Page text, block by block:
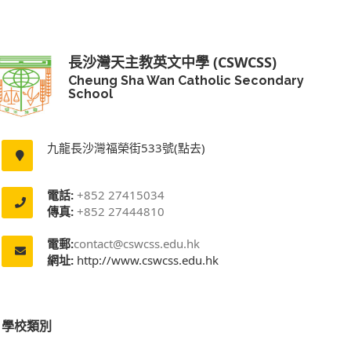
長沙灣天主教英文中學 (CSWCSS)
Cheung Sha Wan Catholic Secondary
School
九龍長沙灣福榮街533號(點去)
電話: +852 27415034
傳真: +852 27444810
電郵:contact@cswcss.edu.hk
網址: http://www.cswcss.edu.hk
學校類別